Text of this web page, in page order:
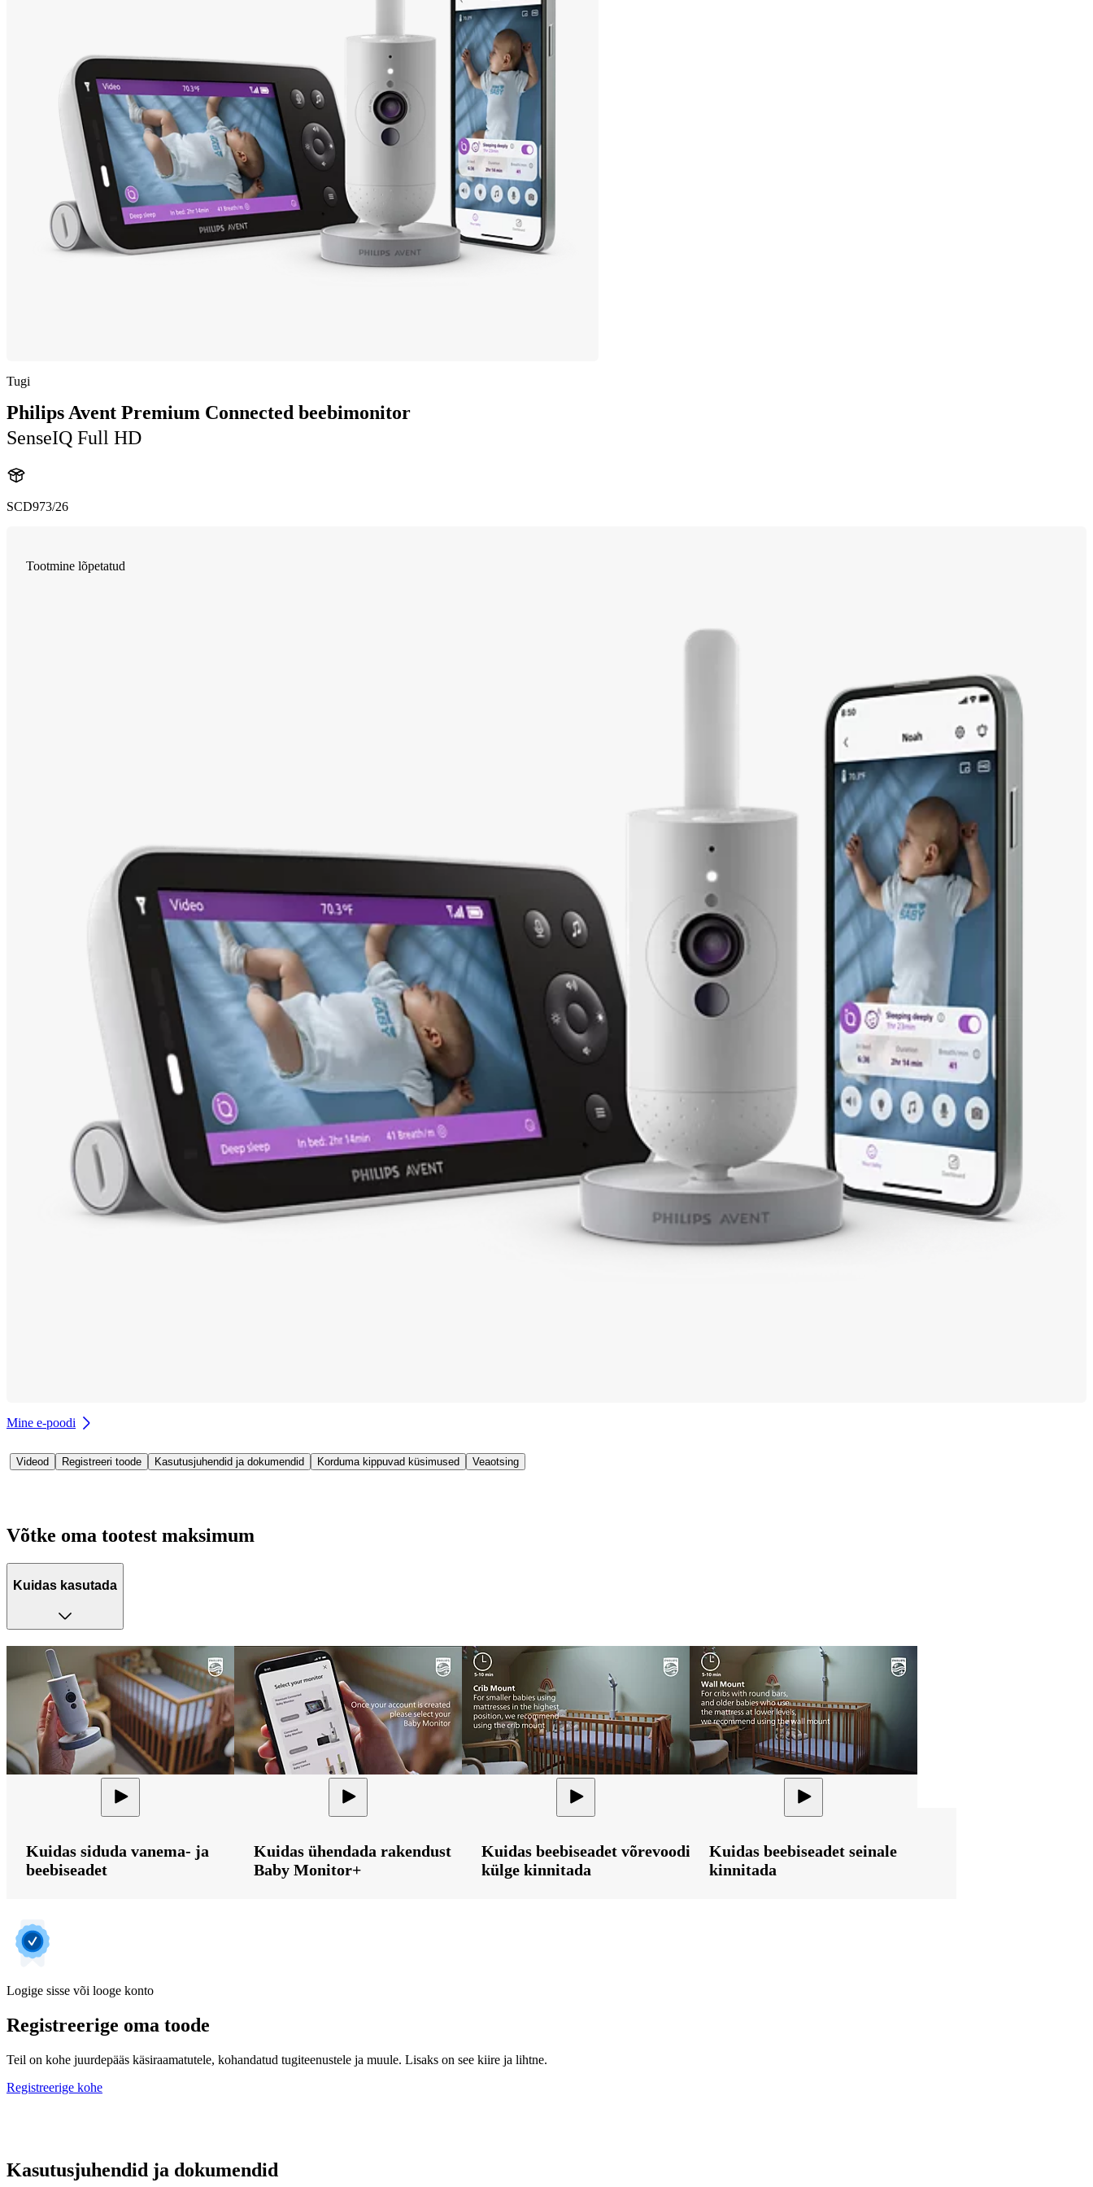
Tugi
Philips Avent Premium Connected beebimonitor
SenseIQ Full HD
SCD973/26
Tootmine lõpetatud
Mine e-poodi
Videod Registreeri toode Kasutusjuhendid ja dokumendid Korduma kippuvad küsimused Veaotsing
Võtke oma tootest maksimum
Kuidas kasutada
Kuidas siduda vanema- ja
beebiseadet
Kuidas ühendada rakendust
Baby Monitor+
Kuidas beebiseadet võrevoodi
külge kinnitada
Kuidas beebiseadet seinale
kinnitada
Logige sisse või looge konto
Registreerige oma toode
Teil on kohe juurdepääs käsiraamatutele, kohandatud tugiteenustele ja muule. Lisaks on see kiire ja lihtne.
Registreerige kohe
Kasutusjuhendid ja dokumendid